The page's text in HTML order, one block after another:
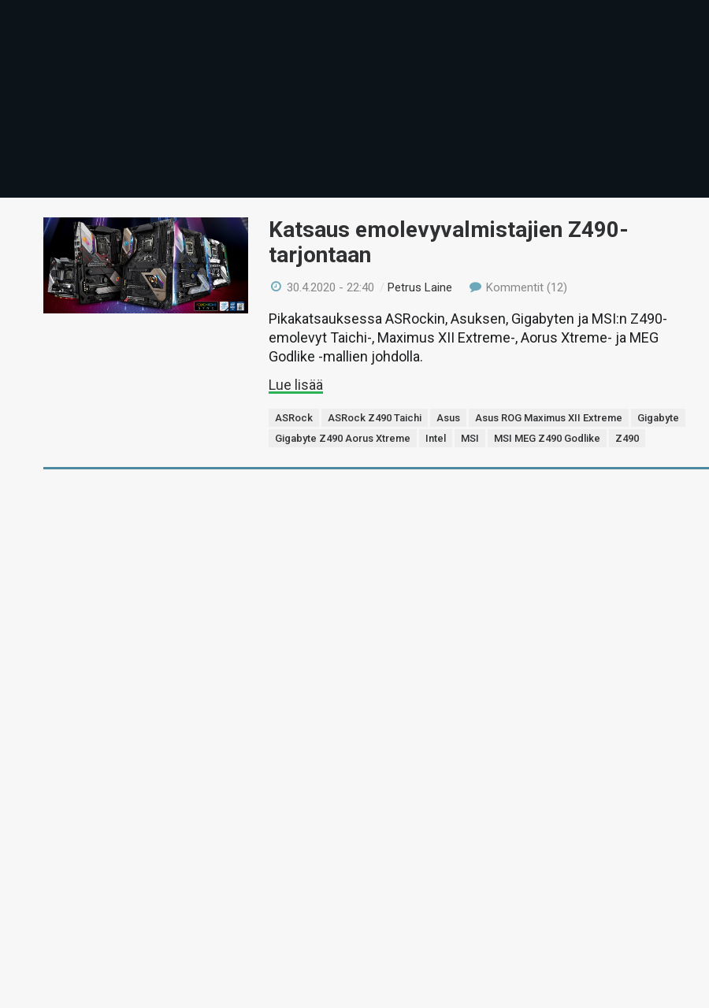
Katsaus emolevyvalmistajien Z490-
tarjontaan
30.4.2020 - 22:40 /Petrus Laine Kommentit (12)
Pikakatsauksessa ASRockin, Asuksen, Gigabyten ja MSI:n Z490-
emolevyt Taichi-, Maximus XII Extreme-, Aorus Xtreme- ja MEG
Godlike -mallien johdolla.
Lue lisää
ASRock ASRock Z490 Taichi Asus Asus ROG Maximus XII Extreme
Gigabyte
Gigabyte Z490 Aorus Xtreme
Intel MSI MSI MEG Z490 Godlike Z490